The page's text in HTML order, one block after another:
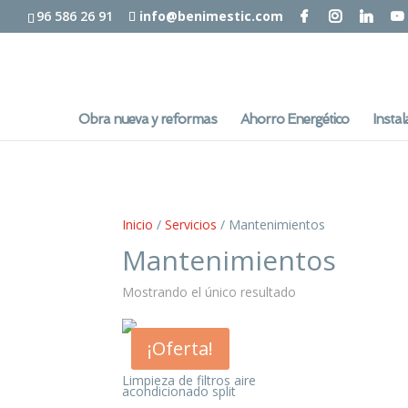
96 586 26 91 info@benimestic.com
Obra nueva y reformas Ahorro Energético
Inicio /Servicios / Mantenimientos
Mantenimientos
Mostrando el único resultado
¡Oferta!
Limpieza de filtros aire
acondicionado split